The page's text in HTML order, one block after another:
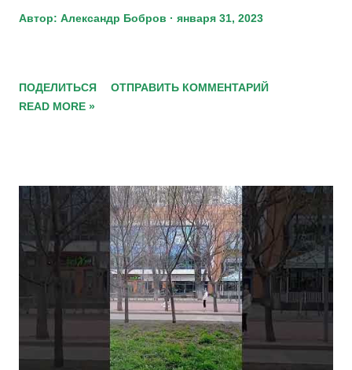
Автор: Александр Бобров января 31, 2023
ПОДЕЛИТЬСЯ
ОТПРАВИТЬ КОММЕНТАРИЙ
READ MORE »